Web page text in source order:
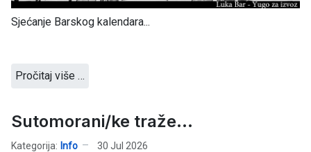
Sjećanje Barskog kalendara...
Pročitaj više …
Sutomorani/ke traže...
Kategorija: Info 30 Jul 2026